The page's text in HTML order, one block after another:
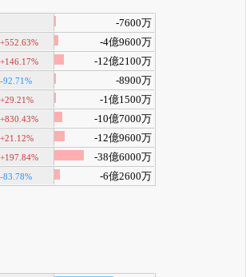
-7600万
-4億9600万
-12億2100万
92.71%
-8900万
-1億1500万
-10億7000万
-12億9600万
-38億6000万
83.78% -6億2600万